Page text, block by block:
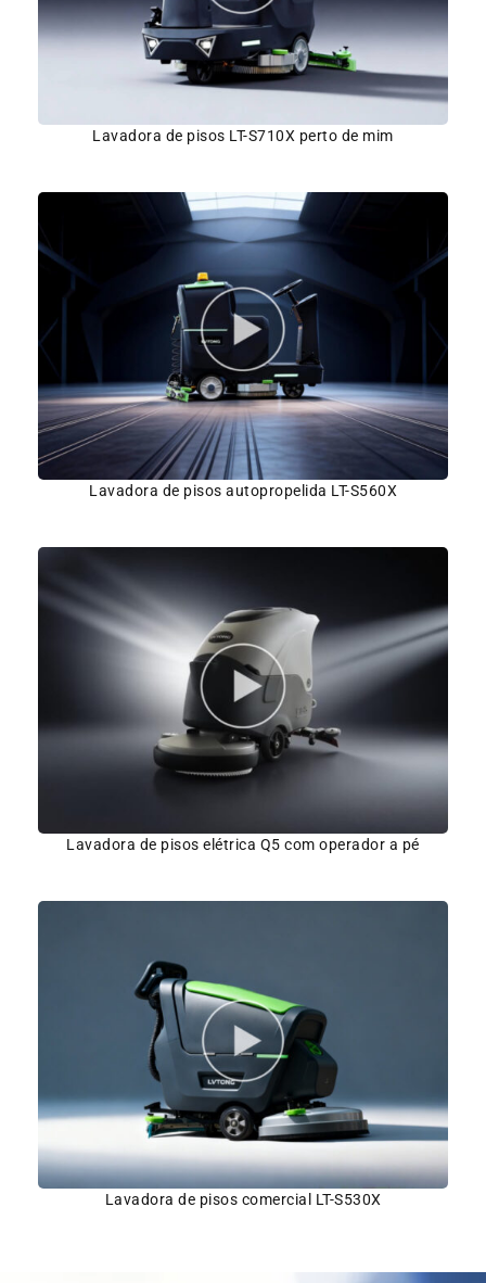
Lavadora de pisos LT-S710X perto de mim
Lavadora de pisos autopropelida LT-S560X
Lavadora de pisos elétrica Q5 com operador a pé
Lavadora de pisos comercial LT-S530X